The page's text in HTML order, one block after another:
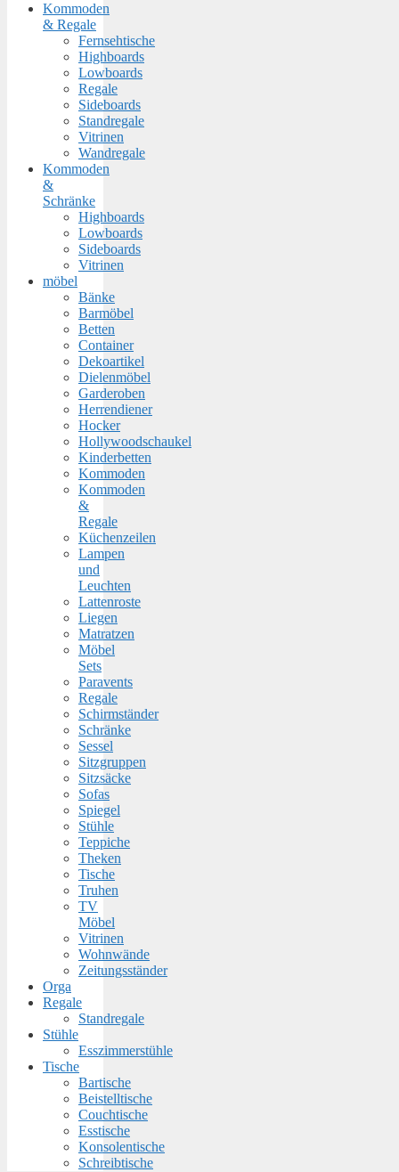
Kommoden
& Regale
Fernsehtische
Highboards
Lowboards
Regale
Sideboards
Standregale
Vitrinen
Wandregale
Kommoden
&
Schränke
Highboards
Lowboards
Sideboards
Vitrinen
möbel
Bänke
Barmöbel
Betten
Container
Dekoartikel
Dielenmöbel
Garderoben
Herrendiener
Hocker
Hollywoodschaukel
Kinderbetten
Kommoden
Kommoden
&
Regale
Küchenzeilen
Lampen
und
Leuchten
Lattenroste
Liegen
Matratzen
Möbel
Sets
Paravents
Regale
Schirmständer
Schränke
Sessel
Sitzgruppen
Sitzsäcke
Sofas
Spiegel
Stühle
Teppiche
Theken
Tische
Truhen
TV
Möbel
Vitrinen
Wohnwände
Zeitungsständer
Orga
Regale
Standregale
Stühle
Esszimmerstühle
Tische
Bartische
Beistelltische
Couchtische
Esstische
Konsolentische
Schreibtische